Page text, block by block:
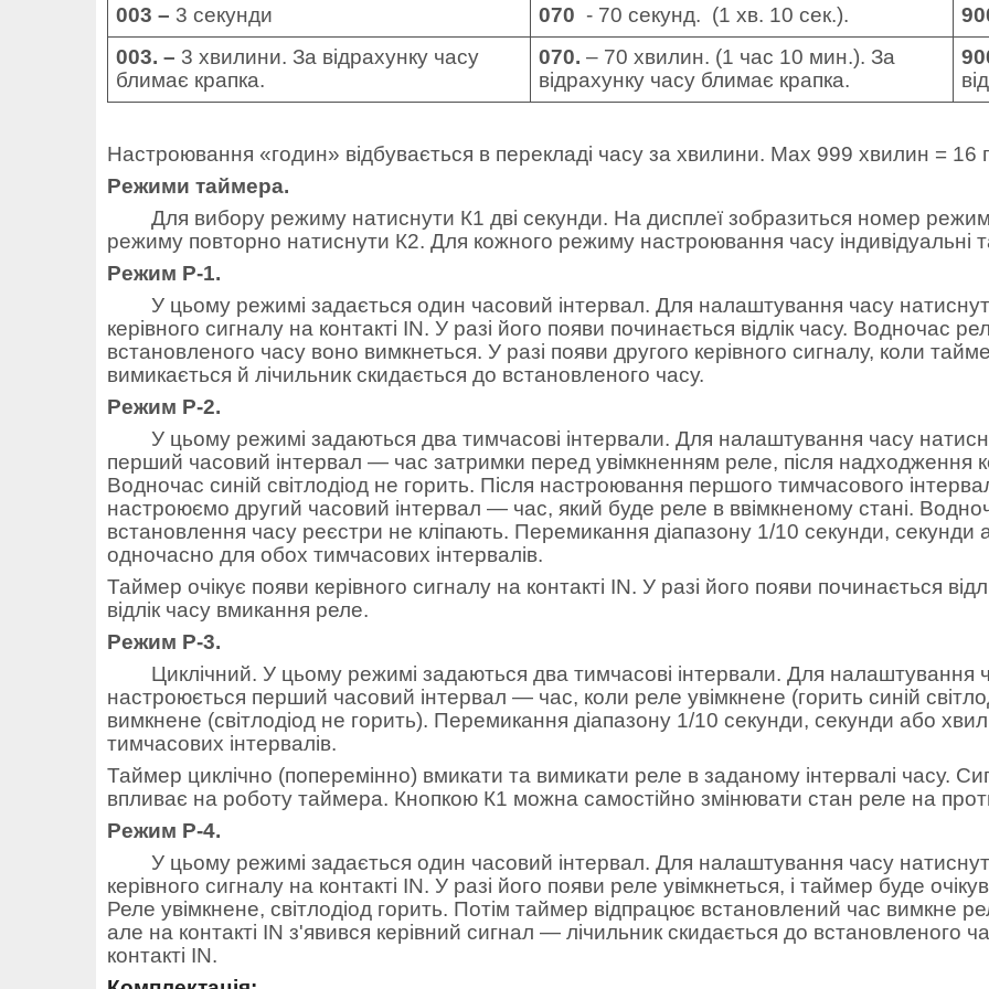
003 – 3секунди 070- 70секунд. (1 хв. 10 сек.).
003. – 3хвилини. За відрахунку часу
блимає крапка.
070.– 70хвилин. (1 час 10 мин.). За
відрахунку часу блимає крапка.
Настроювання «годин» відбувається в перекладі часу за хвилини. Мах 999 хвилин = 16
Режими таймера.
Для вибору режиму натиснути К1 дві секунди. На дисплеї зобразиться номер
режиму повторно натиснути К2. Для кожного режиму настроювання часу індивідуальні
Режим Р-1.
У цьому режимі задається один часовий інтервал. Для налаштування часу
керівного сигналу на контакті IN. У разі його появи починається відлік часу. Водночас
встановленого часу воно вимкнеться. У разі появи другого керівного сигналу, коли
вимикається й лічильник скидається до встановленого часу.
Режим Р-2.
У цьому режимі задаються два тимчасові інтервали. Для налаштування часу
перший часовий інтервал — час затримки перед увімкненням реле, після надходження
Водночас синій світлодіод не горить. Після настроювання першого тимчасового
настроюємо другий часовий інтервал — час, який буде реле в ввімкненому стані.
встановлення часу реєстри не кліпають. Перемикання діапазону 1/10 секунди, секунди
одночасно для обох тимчасових інтервалів.
Таймер очікує появи керівного сигналу на контакті IN. У разі його появи починається
відлік часу вмикання реле.
Режим Р-3.
Циклічний. У цьому режимі задаються два тимчасові інтервали. Для налаштування
настроюється перший часовий інтервал — час, коли реле увімкнене (горить синій
вимкнене (світлодіод не горить). Перемикання діапазону 1/10 секунди, секунди або
тимчасових інтервалів.
Таймер циклічно (поперемінно) вмикати та вимикати реле в заданому інтервалі часу.
впливає на роботу таймера. Кнопкою К1 можна самостійно змінювати стан реле на
Режим Р-4.
У цьому режимі задається один часовий інтервал. Для налаштування часу
керівного сигналу на контакті IN. У разі його появи реле увімкнеться, і таймер буде
Реле увімкнене, світлодіод горить. Потім таймер відпрацює встановлений час вимкне
але на контакті IN з'явився керівний сигнал — лічильник скидається до встановленого
контакті IN.